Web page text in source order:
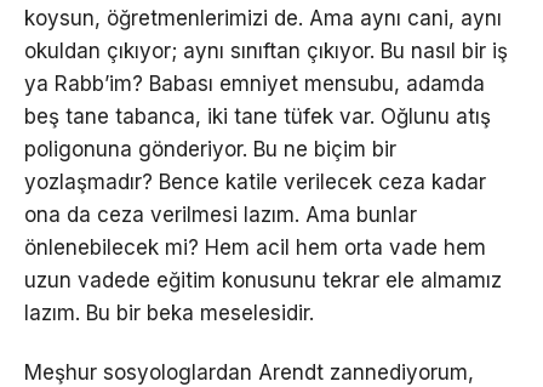
koysun, öğretmenlerimizi de. Ama aynı cani, aynı
okuldan çıkıyor; aynı sınıftan çıkıyor. Bu nasıl bir iş
ya Rabb’im? Babası emniyet mensubu, adamda
beş tane tabanca, iki tane tüfek var. Oğlunu atış
poligonuna gönderiyor. Bu ne biçim bir
yozlaşmadır? Bence katile verilecek ceza kadar
ona da ceza verilmesi lazım. Ama bunlar
önlenebilecek mi? Hem acil hem orta vade hem
uzun vadede eğitim konusunu tekrar ele almamız
lazım. Bu bir beka meselesidir.
Meşhur sosyologlardan Arendt zannediyorum,